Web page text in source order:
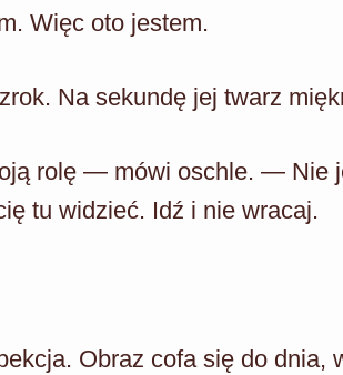
Więc oto jestem.
Na sekundę jej twarz
rolę — mówi oschle. — Nie
tu widzieć. Idź i nie wracaj.
Obraz cofa się do dnia,